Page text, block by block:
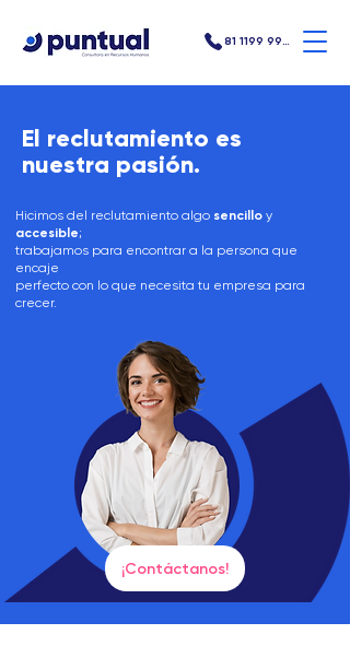
81 1199 9907
El reclutamiento es
nuestra pasión.
Hicimos del reclutamiento algo sencillo y
accesible;
trabajamos para encontrar a la persona que
encaje
perfecto con lo que necesita tu empresa para
crecer.
¡Contáctanos!